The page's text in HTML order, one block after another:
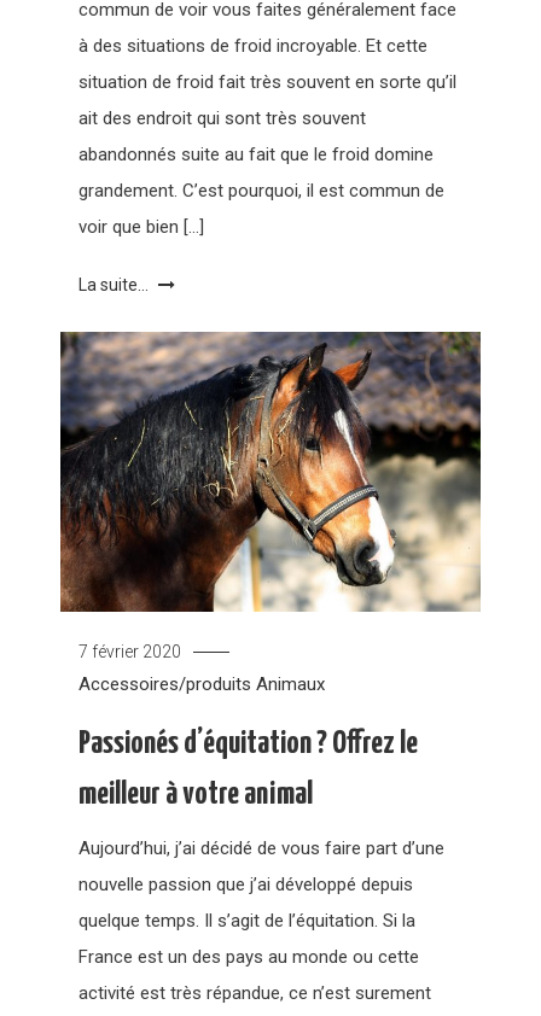
commun de voir vous faites généralement face
à des situations de froid incroyable. Et cette
situation de froid fait très souvent en sorte qu’il
ait des endroit qui sont très souvent
abandonnés suite au fait que le froid domine
grandement. C’est pourquoi, il est commun de
voir que bien […]
La suite...
7 février 2020
Accessoires/produits Animaux
Passionés d’équitation ? Offrez le
meilleur à votre animal
Aujourd’hui, j’ai décidé de vous faire part d’une
nouvelle passion que j’ai développé depuis
quelque temps. Il s’agit de l’équitation. Si la
France est un des pays au monde ou cette
activité est très répandue, ce n’est surement